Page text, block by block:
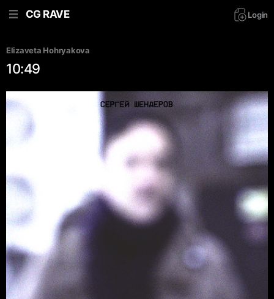
CG RAVE Login
Elizaveta Hohryakova
10:49